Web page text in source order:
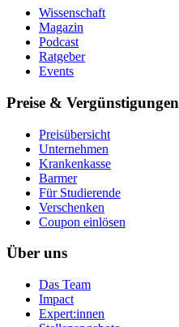
Wissenschaft
Magazin
Podcast
Ratgeber
Events
Preise & Vergünstigungen
Preisübersicht
Unternehmen
Krankenkasse
Barmer
Für Studierende
Ver­schen­ken
Coupon einlösen
Über uns
Das Team
Impact
Expert:innen